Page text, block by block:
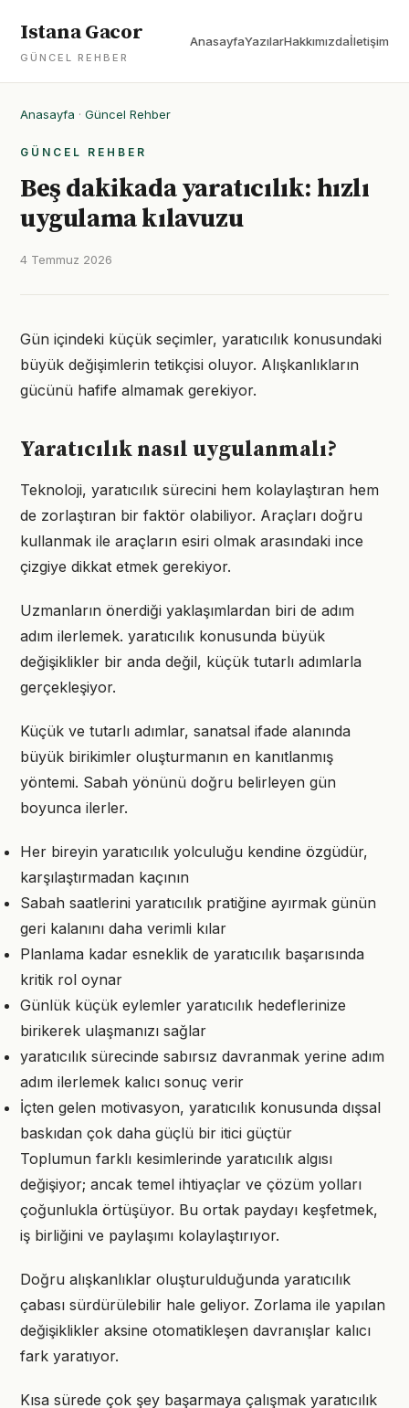
Istana Gacor
GÜNCEL REHBER
AnasayfaYazılarHakkımızdaİletişim
Anasayfa · Güncel Rehber
GÜNCEL REHBER
Beş dakikada yaratıcılık: hızlı
uygulama kılavuzu
4 Temmuz 2026
Gün içindeki küçük seçimler, yaratıcılık konusundaki
büyük değişimlerin tetikçisi oluyor. Alışkanlıkların
gücünü hafife almamak gerekiyor.
Yaratıcılık nasıl uygulanmalı?
Teknoloji, yaratıcılık sürecini hem kolaylaştıran hem
de zorlaştıran bir faktör olabiliyor. Araçları doğru
kullanmak ile araçların esiri olmak arasındaki ince
çizgiye dikkat etmek gerekiyor.
Uzmanların önerdiği yaklaşımlardan biri de adım
adım ilerlemek. yaratıcılık konusunda büyük
değişiklikler bir anda değil, küçük tutarlı adımlarla
gerçekleşiyor.
Küçük ve tutarlı adımlar, sanatsal ifade alanında
büyük birikimler oluşturmanın en kanıtlanmış
yöntemi. Sabah yönünü doğru belirleyen gün
boyunca ilerler.
Her bireyin yaratıcılık yolculuğu kendine özgüdür,
karşılaştırmadan kaçının
Sabah saatlerini yaratıcılık pratiğine ayırmak günün
geri kalanını daha verimli kılar
Planlama kadar esneklik de yaratıcılık başarısında
kritik rol oynar
Günlük küçük eylemler yaratıcılık hedeflerinize
birikerek ulaşmanızı sağlar
yaratıcılık sürecinde sabırsız davranmak yerine adım
adım ilerlemek kalıcı sonuç verir
İçten gelen motivasyon, yaratıcılık konusunda dışsal
baskıdan çok daha güçlü bir itici güçtür
Toplumun farklı kesimlerinde yaratıcılık algısı
değişiyor; ancak temel ihtiyaçlar ve çözüm yolları
çoğunlukla örtüşüyor. Bu ortak paydayı keşfetmek,
iş birliğini ve paylaşımı kolaylaştırıyor.
Doğru alışkanlıklar oluşturulduğunda yaratıcılık
çabası sürdürülebilir hale geliyor. Zorlama ile yapılan
değişiklikler aksine otomatikleşen davranışlar kalıcı
fark yaratıyor.
Kısa sürede çok şey başarmaya çalışmak yaratıcılık